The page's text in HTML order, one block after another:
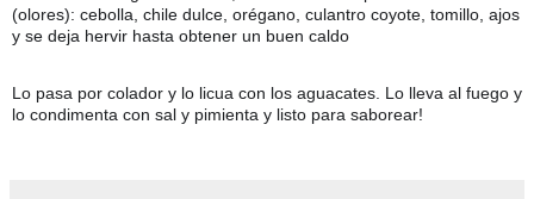
(olores): cebolla , chile dulce, orégano, culantro coyote, tomillo, ajos
y se deja hervir hasta obtener un buen caldo
Lo pasa por colador y lo licua con los aguacates. Lo lleva al fuego y
lo condimenta con sal y pimienta y listo para saborear!